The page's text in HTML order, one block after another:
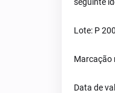
Lote: P
Marcação
Data de